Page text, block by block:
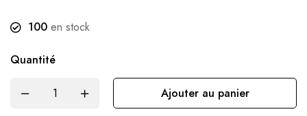
100 en stock
Quantité
Ajouter au panier